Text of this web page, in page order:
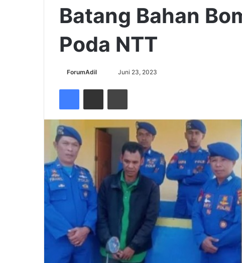
Batang Bahan
Poda NTT
ForumAdil Juni 23, 2023
FacebookShare via Email Cetak